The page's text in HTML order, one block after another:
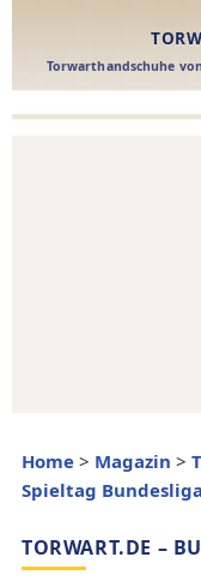
Home > Magazin >
Spieltag Bundesliga
TORWART.DE –